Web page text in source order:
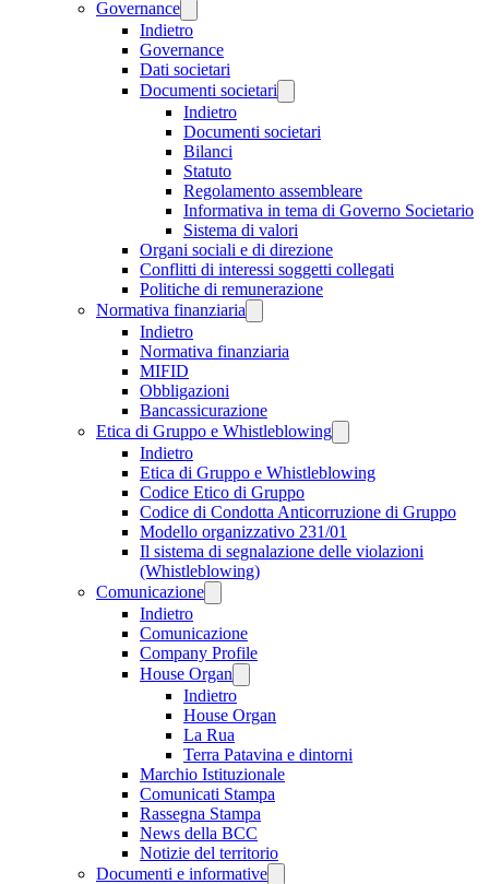
Governance
Indietro
Governance
Dati societari
Documenti societari
Indietro
Documenti societari
Bilanci
Statuto
Regolamento assembleare
Informativa in tema di Governo Societario
Sistema di valori
Organi sociali e di direzione
Conflitti di interessi soggetti collegati
Politiche di remunerazione
Normativa finanziaria
Indietro
Normativa finanziaria
MIFID
Obbligazioni
Bancassicurazione
Etica di Gruppo e Whistleblowing
Indietro
Etica di Gruppo e Whistleblowing
Codice Etico di Gruppo
Codice di Condotta Anticorruzione di Gruppo
Modello organizzativo 231/01
Il sistema di segnalazione delle violazioni
(Whistleblowing)
Comunicazione
Indietro
Comunicazione
Company Profile
House Organ
Indietro
House Organ
La Rua
Terra Patavina e dintorni
Marchio Istituzionale
Comunicati Stampa
Rassegna Stampa
News della BCC
Notizie del territorio
Documenti e informative